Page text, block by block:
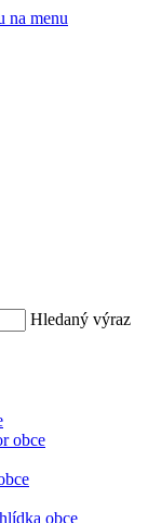
na menu
Hledaný výraz
obce
obce